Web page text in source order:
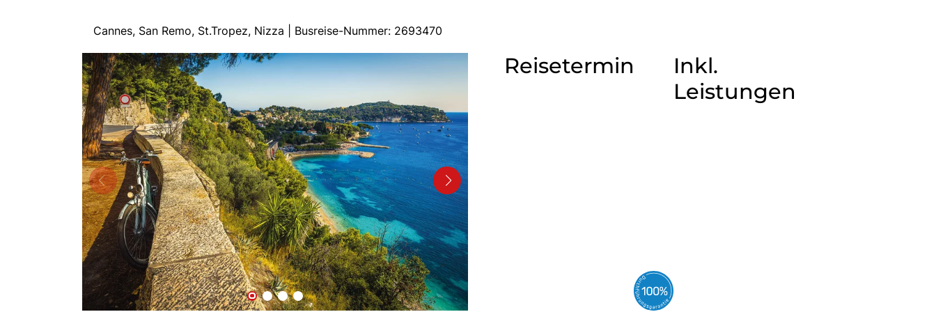
Cannes, San Remo, St.Tropez, Nizza | Busreise-Nummer: 2693470
Reisetermin
Inkl.
Leistungen